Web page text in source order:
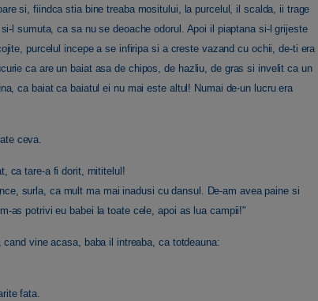
si, fiindca stia bine treaba mositului, la purcelul, il scalda, ii trage
l sumuta, ca sa nu se deoache odorul. Apoi il piaptana si-l grijeste
purcelul incepe a se infiripa si a creste vazand cu ochii, de-ti era
ca are un baiat asa de chipos, de hazliu, de gras si invelit ca un
ca baiat ca baiatul ei nu mai este altul! Numai de-un lucru era
ceva.
ca tare-a fi dorit, mititelul!
surla, ca mult ma mai inadusi cu dansul. De-am avea paine si
as potrivi eu babei la toate cele, apoi as lua campii!"
vine acasa, baba il intreaba, ca totdeauna:
fata.